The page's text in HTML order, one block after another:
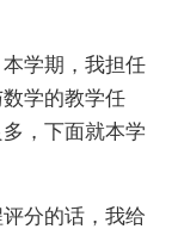
学期，我担任
学的教学任
，下面就本学
分的话，我给